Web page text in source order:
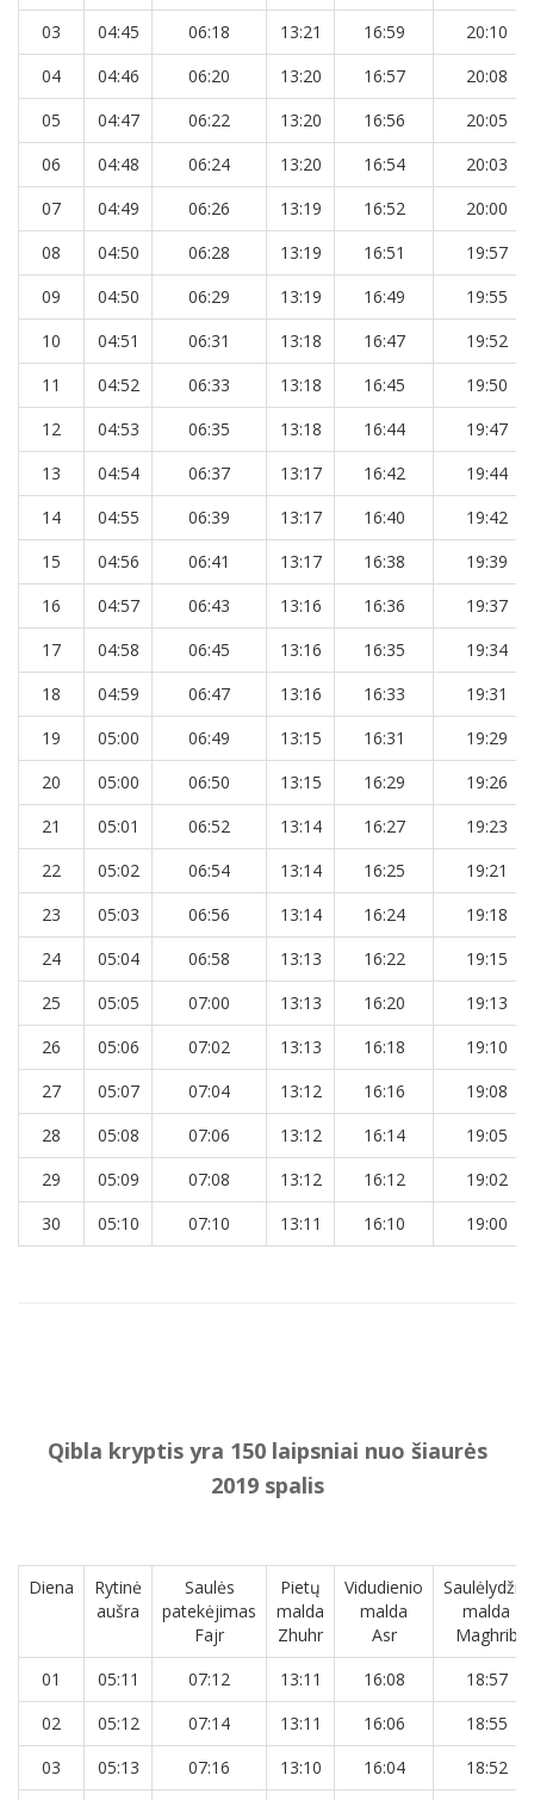
03
04:45 06:18 13:21 16:59
20:10
04
04:46 06:20 13:20 16:57
20:08
05
04:47 06:22 13:20 16:56
20:05
06
04:48 06:24 13:20 16:54
20:03
07
04:49 06:26 13:19 16:52
20:00
08
04:50 06:28 13:19 16:51
19:57
09
04:50 06:29 13:19 16:49
19:55
10
04:51 06:31 13:18 16:47
19:52
11
04:52 06:33 13:18 16:45
19:50
12
04:53 06:35 13:18 16:44
19:47
13
04:54 06:37 13:17 16:42
19:44
14
04:55 06:39 13:17 16:40
19:42
15
04:56 06:41 13:17 16:38
19:39
16
04:57 06:43 13:16 16:36
19:37
17
04:58 06:45 13:16 16:35
19:34
18
04:59 06:47 13:16 16:33
19:31
19
05:00 06:49 13:15 16:31
19:29
20
05:00 06:50 13:15 16:29
19:26
21
05:01 06:52 13:14 16:27
19:23
22
05:02 06:54 13:14 16:25
19:21
23
05:03 06:56 13:14 16:24
19:18
24
05:04 06:58 13:13 16:22
19:15
25
05:05 07:00 13:13 16:20
19:13
26
05:06 07:02 13:13 16:18
19:10
27
05:07 07:04 13:12 16:16
19:08
28
05:08 07:06 13:12 16:14
19:05
29
05:09 07:08 13:12 16:12
19:02
30
05:10 07:10 13:11 16:10 19:00
Qibla kryptis yra 150 laipsniai nuo šiaurės
2019 spalis
Diena
Rytinė
aušra
Saulės
patekėjimas
Fajr
Pietų
malda
Zhuhr
Vidudienio
malda
Asr
Saulėlydžio
malda
Maghrib
01
05:11 07:12 13:11 16:08
18:57
02
05:12 07:14 13:11 16:06
18:55
03
05:13 07:16 13:10 16:04 18:52